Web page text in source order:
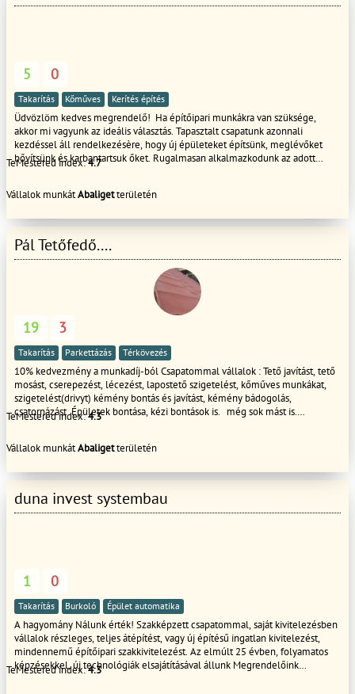
5 0
Takarítás Kőműves Kerítés építés
Üdvözlöm kedves megrendelő! Ha építőipari munkákra van szüksége,
akkor mi vagyunk az ideális választás. Tapasztalt csapatunk azonnali
kezdéssel áll rendelkezésère, hogy új épületeket építsünk, meglévőket
bővítsünk és karbantartsuk őket. Rugalmasan alkalmazkodunk az adott
szempont. A csapatunk kreatív és problémamegoldó képességgel
igényeinek és elvárásainak. Ha kérdése van, vagy szeretné megrendelni a
szolgáltatásainkat, akkor keressen minket bátran. Mi mindenben a
segítségére leszünk, hogy biztosítsuk, hogy a munkálatokat a lehető
legjobb minőségben és határidőre teljesítsük.
TeMestered index:4.7
Vállalok munkátAbaligetterületén
Pál Tetőfedő....
19 3
Takarítás Parkettázás Térkövezés
10% kedvezmény a munkadíj-ból Csapatommal vállalok : Tető javítást, tető
mosást, cserepezést, lécezést, lapostető szigetelést, kőműves munkákat,
szigetelést(drivyt) kémény bontás és javítást, kémény bádogolás,
csatornázást Épületek bontása, kézi bontások is. még sok mást is.
TeMestered index:4.3
Vállalok munkátAbaligetterületén
duna invest systembau
1 0
Takarítás Burkoló Épület automatika
A hagyomány Nálunk érték! Szakképzett csapatommal, saját kivitelezésben
vállalok részleges, teljes átépítést, vagy új építésű ingatlan kivitelezést,
mindennemű építőipari szakkivitelezést. Az elmúlt 25 évben, folyamatos
képzésekkel, új technológiák elsajátításával állunk Megrendelőink
TeMestered index:4.3